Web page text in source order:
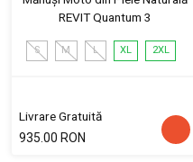
REVIT Quantum 3
S M L XL 2XL
Livrare Gratuită
935.00 RON